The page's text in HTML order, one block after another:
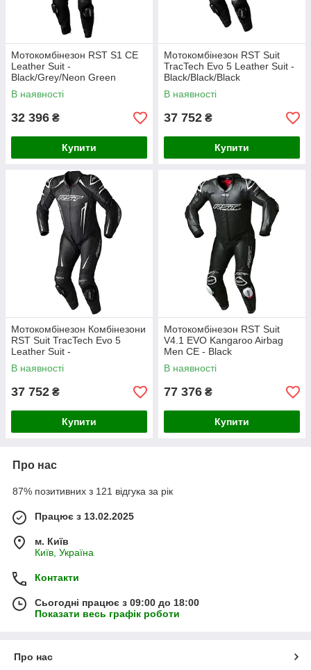
Мотокомбінезон RST S1 CE
Leather Suit -
Black/Grey/Neon Green
В наявності
32 396 ₴
Купити
Мотокомбінезон RST Suit
TracTech Evo 5 Leather Suit -
Black/Black/Black
В наявності
37 752 ₴
Купити
Мотокомбінезон Комбінезони
RST Suit TracTech Evo 5
Leather Suit -
Black/White/White
В наявності
37 752 ₴
Купити
Мотокомбінезон RST Suit
V4.1 EVO Kangaroo Airbag
Men CE - Black
В наявності
77 376 ₴
Купити
Про нас
87% позитивних з 121 відгука за рік
Працює з 13.02.2025
м. Київ
Київ, Україна
Контакти
Сьогодні працює з 09:00 до 18:00
Показати весь графік роботи
Про нас